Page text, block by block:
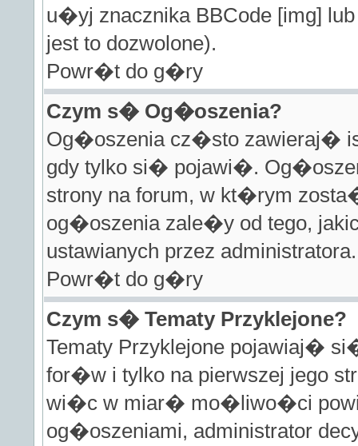
u�yj znacznika BBCode [img]
jest to dozwolone).
Powr�t do g�ry
Czym s� Og�oszenia?
Og�oszenia cz�sto zawieraj�
gdy tylko si� pojawi�.
strony na forum, w kt�rym
og�oszenia zale�y od tego,
ustawianych przez administratora.
Powr�t do g�ry
Czym s� Tematy Przyklejone?
Tematy Przyklejone pojawiaj�
for�w i tylko na pierwszej jego
wi�c w miar� mo�liwo�ci
og�oszeniami, administrator